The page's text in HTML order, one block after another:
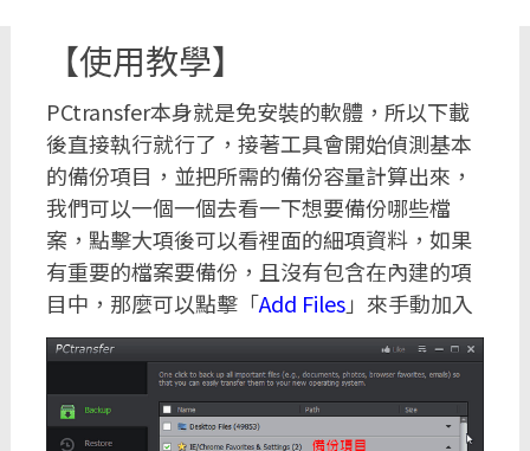
【使用教學】
PCtransfer本身就是免安裝的軟體，所以下載
後直接執行就行了，接著工具會開始偵測基本
的備份項目，並把所需的備份容量計算出來，
我們可以一個一個去看一下想要備份哪些檔
案，點擊大項後可以看裡面的細項資料，如果
有重要的檔案要備份，且沒有包含在內建的項
目中，那麼可以點擊「Add Files」來手動加入